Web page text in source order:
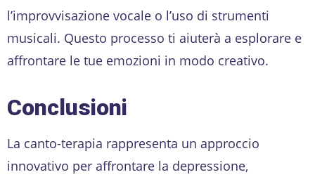
l’improvvisazione vocale o l’uso di strumenti
musicali. Questo processo ti aiuterà a esplorare e
affrontare le tue emozioni in modo creativo.
Conclusioni
La canto-terapia rappresenta un approccio
innovativo per affrontare la depressione,